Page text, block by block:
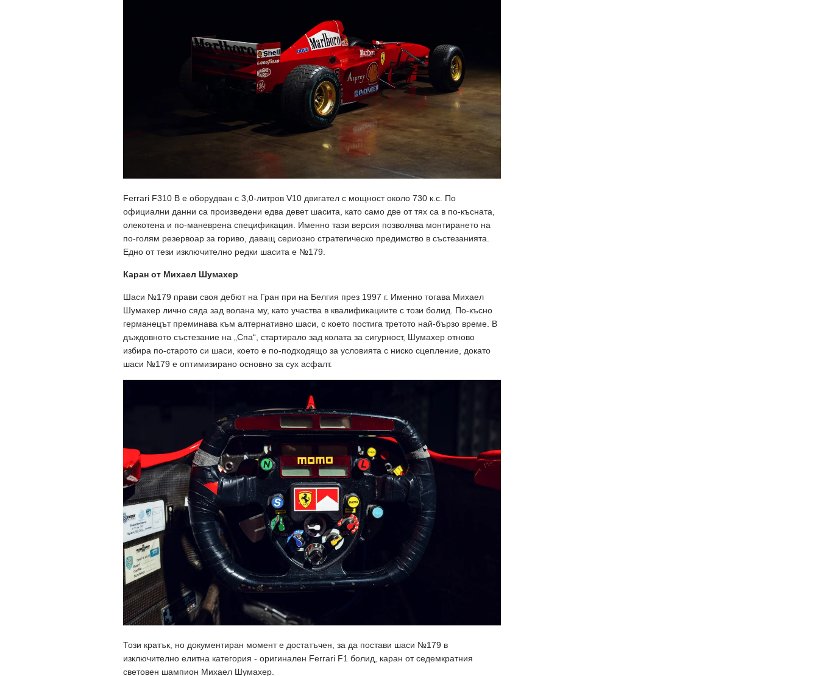
Ferrari F310 B е оборудван с 3,0-литров V10 двигател с мощност около 730 к.с. По
официални данни са произведени едва девет шасита, като само две от тях са в по-късната,
олекотена и по-маневрена спецификация. Именно тази версия позволява монтирането на
по-голям резервоар за гориво, даващ сериозно стратегическо предимство в състезанията.
Едно от тези изключително редки шасита е №179.
Каран от Михаел Шумахер
Шаси №179 прави своя дебют на Гран при на Белгия през 1997 г. Именно тогава Михаел
Шумахер лично сяда зад волана му, като участва в квалификациите с този болид. По-късно
германецът преминава към алтернативно шаси, с което постига третото най-бързо време. В
дъждовното състезание на „Спа“, стартирало зад колата за сигурност, Шумахер отново
избира по-старото си шаси, което е по-подходящо за условията с ниско сцепление, докато
шаси №179 е оптимизирано основно за сух асфалт.
Този кратък, но документиран момент е достатъчен, за да постави шаси №179 в
изключително елитна категория - оригинален Ferrari F1 болид, каран от седемкратния
световен шампион Михаел Шумахер.